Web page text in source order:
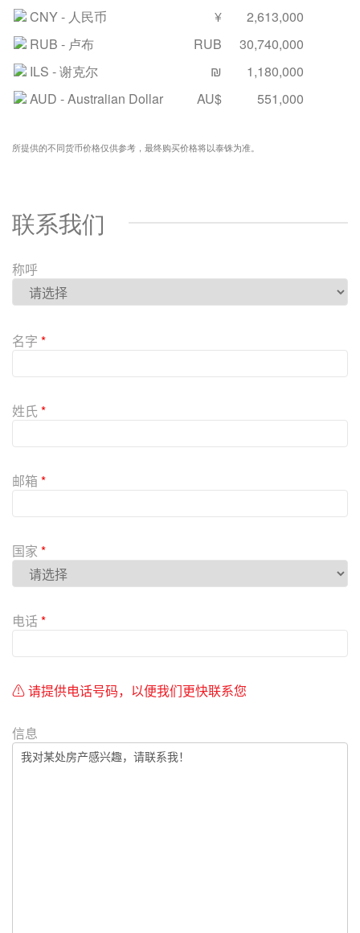
CNY- 人民币 ¥
2,613,000
RUB - 卢布 RUB
30,740,000
ILS - 谢克尔 ₪
1,180,000
AUD - Australian Dollar AU$ 551,000
所提供的不同货币价格仅供参考，最终购买价格将以泰铢为准。
联系我们
称呼
l
e
e
l
v
e
i
s
e
l
m
y
名字 *
姓氏 *
邮箱 *
国家 *
电话*
⚠ 请提供电话号码，以便我们更快联系您
信息